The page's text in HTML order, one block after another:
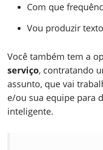
Com que
Vou produzir
Você também tem a
serviço, contratando
assunto, que vai
e/ou sua equipe para
inteligente.